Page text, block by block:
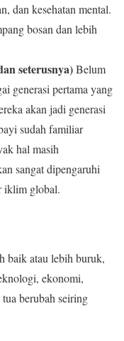
dan kesehatan mental.
bosan dan lebih
seterusnya)Belum
generasi pertama yang
akan jadi generasi
sudah familiar
hal masih
sangat dipengaruhi
iklim global.
baik atau lebih buruk,
ekonomi,
berubah seiring